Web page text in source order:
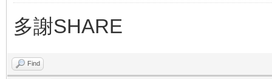
多謝SHARE
Find